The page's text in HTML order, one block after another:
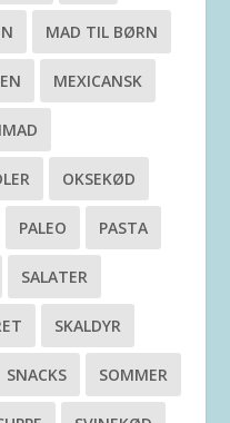
MAD TIL BØRN
MEXICANSK
OKSEKØD
PALEO PASTA
SALATER
SKALDYR
SNACKS SOMMER